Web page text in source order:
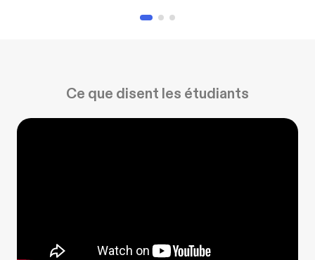
Ce que disent les étudiants